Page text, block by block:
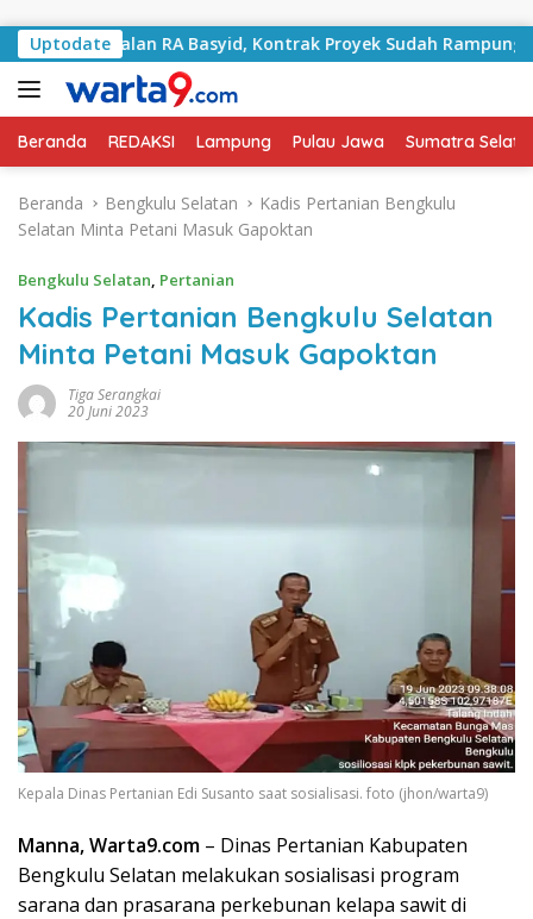
Uptodate
Jalan RA Basyid, Kontrak Proyek Sudah Rampung
Beranda REDAKSI Lampung Pulau Jawa Sumatra
Beranda Bengkulu Selatan
Kadis Pertanian Bengkulu
Selatan Minta Petani Masuk Gapoktan
Bengkulu Selatan, Pertanian
Kadis Pertanian Bengkulu Selatan
Minta Petani Masuk Gapoktan
Tiga Serangkai
20 Juni 2023
Kepala Dinas Pertanian Edi Susanto saat sosialisasi. foto (jhon/warta9)
Manna, Warta9.com – Dinas Pertanian Kabupaten
Bengkulu Selatan melakukan sosialisasi program
sarana dan prasarana perkebunan kelapa sawit di